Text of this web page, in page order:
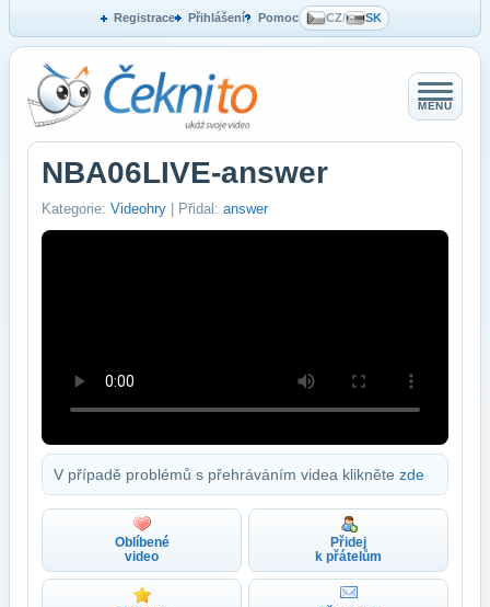
Registrace Přihlášení Pomoc CZ/ SK
MENU
NBA06LIVE-answer
Kategorie: Videohry | Přidal: answer
V případě problémů s přehráváním videa klikněte zde
Oblíbené
video
Přidej
k přátelům